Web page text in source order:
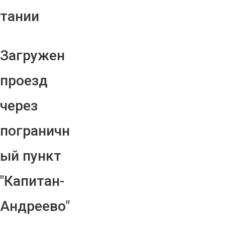
тании
Загружен
проезд
через
пограничн
ый пункт
"Капитан-
Андреево"